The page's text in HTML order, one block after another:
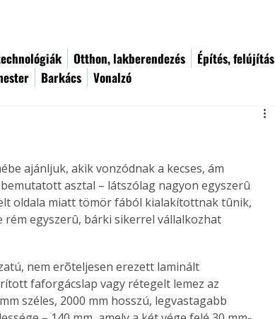
Otthon, lakberendezés Építés, felújítás
Barkács Vonalzó
ajánljuk, akik vonzódnak a kecses, ám
asztal – látszólag nagyon egyszerû
oldala miatt tömör fából kialakítottnak tûnik,
egyszerû, bárki sikerrel vállalkozhat
nem erõteljesen erezett laminált
faforgácslap vagy rétegelt lemez az
széles, 2000 mm hosszú, legvastagabb